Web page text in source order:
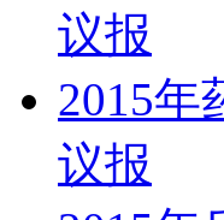
议报
2015年
议报